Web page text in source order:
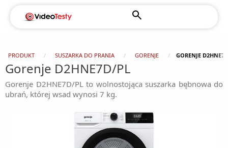
PRODUKT SUSZARKA DO PRANIA GORENJE GORENJE
Gorenje D2HNE7D/PL
Gorenje D2HNE7D/PL to wolnostojąca suszarka bębnowa do
ubrań, której wsad wynosi 7 kg.